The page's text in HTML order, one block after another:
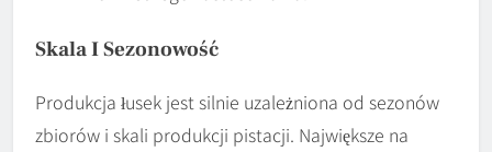
Skala I Sezonowość
Produkcja łusek jest silnie uzależniona od sezonów
zbiorów i skali produkcji pistacji. Największe na